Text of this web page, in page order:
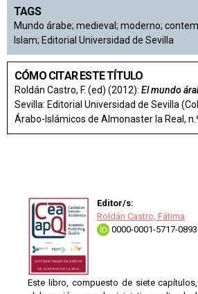
TAGS
Mundo árabe; medieval; moderno;
Islam; Editorial Universidad de Sevilla
CÓMO CITAR ESTE TÍTULO
Roldán Castro, F. (ed) (2012): El mundo
Sevilla: Editorial Universidad de Sevilla
Árabo-Islámicos de Almonaster la Real,
Editor/s:
Roldán Castro, Fátima
0000-0001-5717-0893
Este libro, compuesto de siete